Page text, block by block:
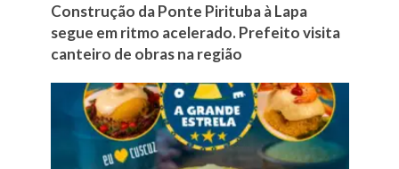
Construção da Ponte Pirituba à Lapa
segue em ritmo acelerado. Prefeito visita
canteiro de obras na região